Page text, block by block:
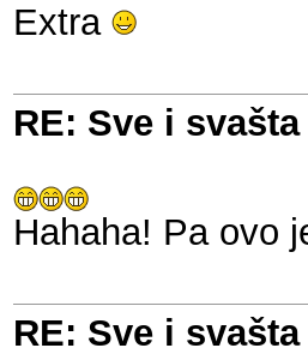
Extra
RE: Sve i svašta
Hahaha! Pa ovo
RE: Sve i svašta